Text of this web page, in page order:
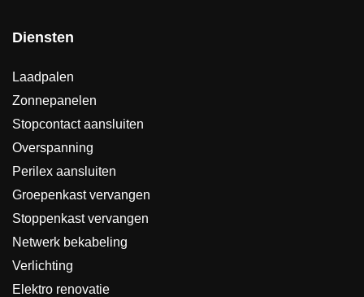
Diensten
Laadpalen
Zonnepanelen
Stopcontact aansluiten
Overspanning
Perilex aansluiten
Groepenkast vervangen
Stoppenkast vervangen
Netwerk bekabeling
Verlichting
Elektro renovatie